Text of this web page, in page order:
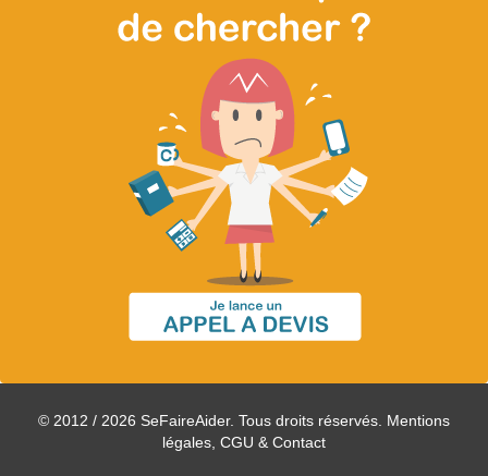
© 2012 / 2026 SeFaireAider. Tous droits réservés. Mentions
légales, CGU & Contact